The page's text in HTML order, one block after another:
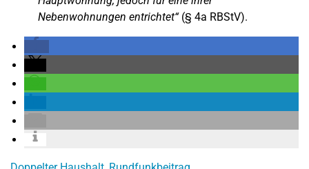
Nebenwohnungen entrichtet“ (§ 4a RBStV).